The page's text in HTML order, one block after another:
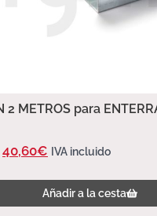
2 METROS para
40,60€ IVA incluido
Añadir a la cesta